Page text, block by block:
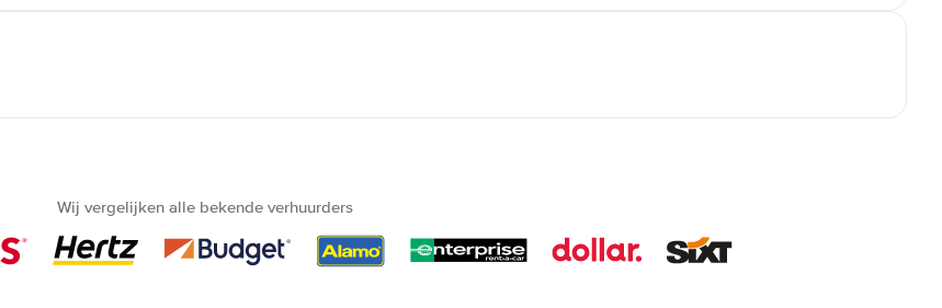
Wij vergelijken alle bekende verhuurders